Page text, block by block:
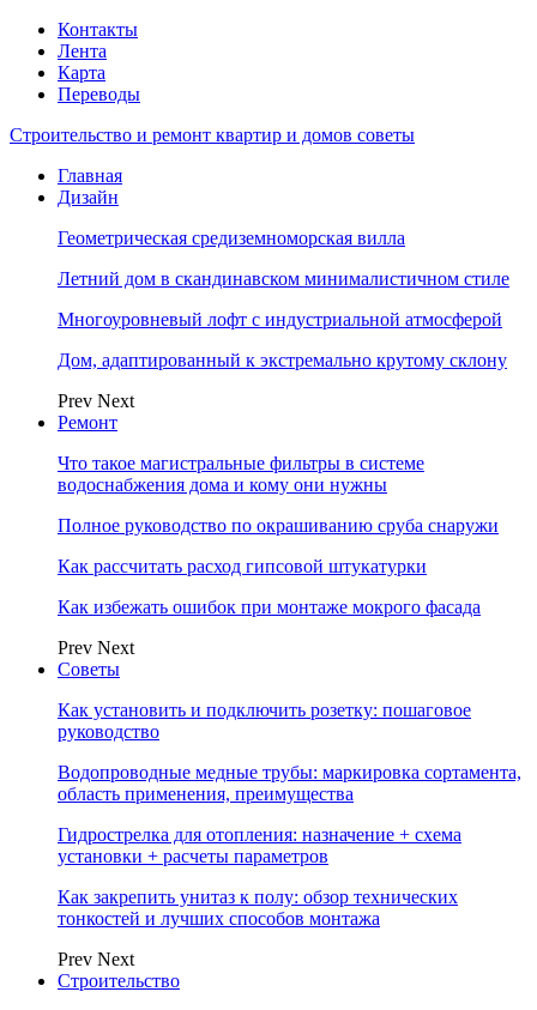
Контакты
Лента
Карта
Переводы
Строительство и ремонт квартир и домов советы
Главная
Дизайн
Геометрическая средиземноморская вилла
Летний дом в скандинавском минималистичном стиле
Многоуровневый лофт с индустриальной атмосферой
Дом, адаптированный к экстремально крутому склону
Prev Next
Ремонт
Что такое магистральные фильтры в системе
водоснабжения дома и кому они нужны
Полное руководство по окрашиванию сруба снаружи
Как рассчитать расход гипсовой штукатурки
Как избежать ошибок при монтаже мокрого фасада
Prev Next
Советы
Как установить и подключить розетку: пошаговое
руководство
Водопроводные медные трубы: маркировка сортамента,
область применения, преимущества
Гидрострелка для отопления: назначение + схема
установки + расчеты параметров
Как закрепить унитаз к полу: обзор технических
тонкостей и лучших способов монтажа
Prev Next
Строительство